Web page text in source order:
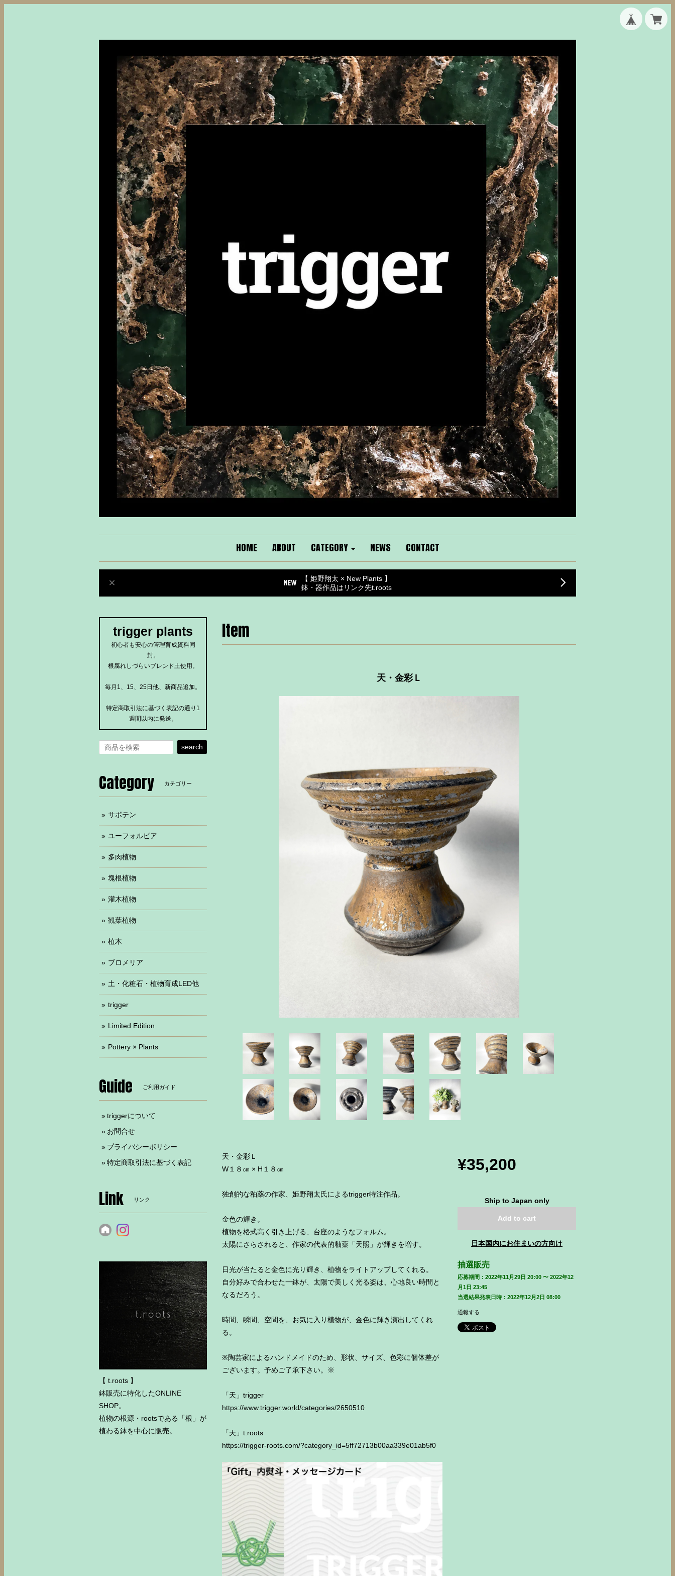
HOME ABOUT CATEGORY NEWS CONTACT
【 姫野翔太 × New Plants 】
鉢・器作品はリンク先t.roots
Item
天・金彩Ｌ
天・金彩Ｌ
W１８㎝ × H１８㎝
独創的な釉薬の作家、姫野翔太氏によるtrigger特注作品。
金色の輝き。
植物を格式高く引き上げる、台座のようなフォルム。
太陽にさらされると、作家の代表的釉薬「天照」が輝きを増す。
日光が当たると金色に光り輝き、植物をライトアップしてくれる。
自分好みで合わせた一鉢が、太陽で美しく光る姿は、心地良い時間と
なるだろう。
時間、瞬間、空間を、お気に入り植物が、金色に輝き演出してくれ
る。
※陶芸家によるハンドメイドのため、形状、サイズ、色彩に個体差が
ございます。予めご了承下さい。※
「天」trigger
https://www.trigger.world/categories/2650510
「天」t.roots
https://trigger-roots.com/?category_id=5ff72713b00aa339e01ab5f0
¥35,200
Ship to Japan only
Add to cart
日本国内にお住まいの方向け
抽選販売
応募期間：2022年11月29日 20:00 〜 2022年12
月1日 23:45
当選結果発表日時：2022年12月2日 08:00
通報する
trigger plants
初心者も安心の管理育成資料同
封。
根腐れしづらいブレンド土使用。
毎月1、15、25日他、新商品追加。
特定商取引法に基づく表記の通り1
週間以内に発送。
search
Category カテゴリー
サボテン
ユーフォルビア
多肉植物
塊根植物
灌木植物
観葉植物
植木
ブロメリア
土・化粧石・植物育成LED他
trigger
Limited Edition
Pottery × Plants
Guide ご利用ガイド
triggerについて
お問合せ
プライバシーポリシー
特定商取引法に基づく表記
Link リンク
【 t.roots 】
鉢販売に特化したONLINE
SHOP。
植物の根源・rootsである「根」が
植わる鉢を中心に販売。